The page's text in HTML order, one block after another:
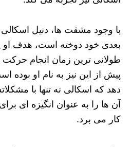
با وجود مشقت‌ ها، دنیل
بعدی خود دوخته است، هدف
طولانی‌ ترین زمان انجام
پیش از این نیز به نام او
دهد که اسکالی نه تنها با
آن‌ ها را به عنوان انگیزه‌ ای
کار می‌ برد.